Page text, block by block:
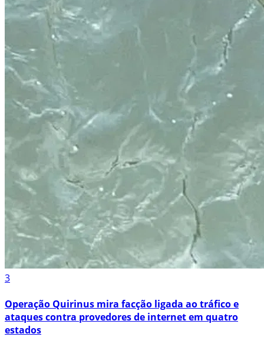
3
Operação Quirinus mira facção ligada ao tráfico e
ataques contra provedores de internet em quatro
estados